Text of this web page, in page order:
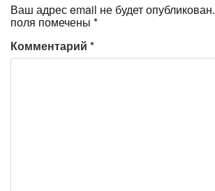
Ваш адрес email не будет опубликован.
поля помечены *
Комментарий *